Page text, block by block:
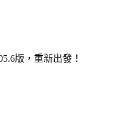
版，重新出發！